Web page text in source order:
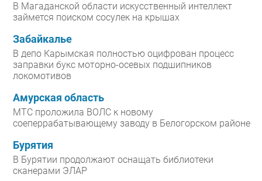
В Магаданской области искусственный интеллект
займется поиском сосулек на крышах
Забайкалье
В депо Карымская полностью оцифрован процесс
заправки букс моторно-осевых подшипников
локомотивов
Амурская область
МТС проложила ВОЛС к новому
соеперрабатывающему заводу в Белогорском районе
Бурятия
В Бурятии продолжают оснащать библиотеки
сканерами ЭЛАР